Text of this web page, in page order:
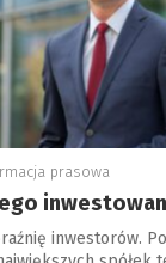
prasowa
inwestorów.